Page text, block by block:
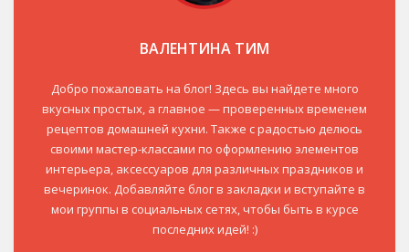
ВАЛЕНТИНА ТИМ
Добро пожаловать на блог! Здесь вы найдете много
вкусных простых, а главное — проверенных временем
рецептов домашней кухни. Также с радостью делюсь
своими мастер-классами по оформлению элементов
интерьера, аксессуаров для различных праздников и
вечеринок. Добавляйте блог в закладки и вступайте в
мои группы в социальных сетях, чтобы быть в курсе
последних идей! :)